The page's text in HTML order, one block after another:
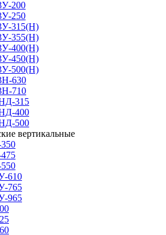
200
250
315(Н)
355(Н)
400(Н)
450(Н)
500(Н)
630
710
315
400
500
вертикальные
610
765
965